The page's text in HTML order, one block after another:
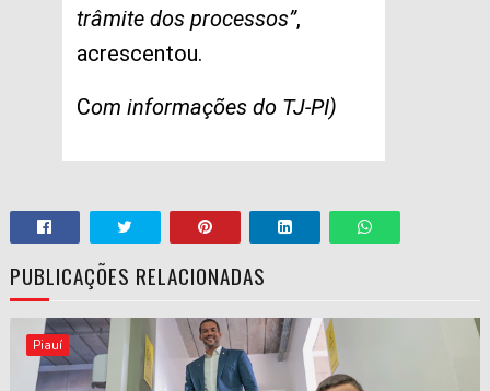
trâmite dos processos”,
acrescentou.
Com informações do TJ-PI)
PUBLICAÇÕES RELACIONADAS
Piauí